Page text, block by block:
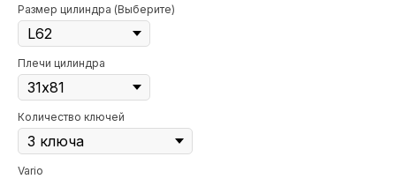
Размер цилиндра (Выберите)
Плечи цилиндра
Количество ключей
Vario